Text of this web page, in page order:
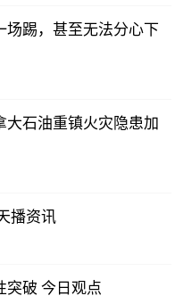
踢，甚至无法分心下
石油重镇火灾隐患加
播资讯
突破 今日观点